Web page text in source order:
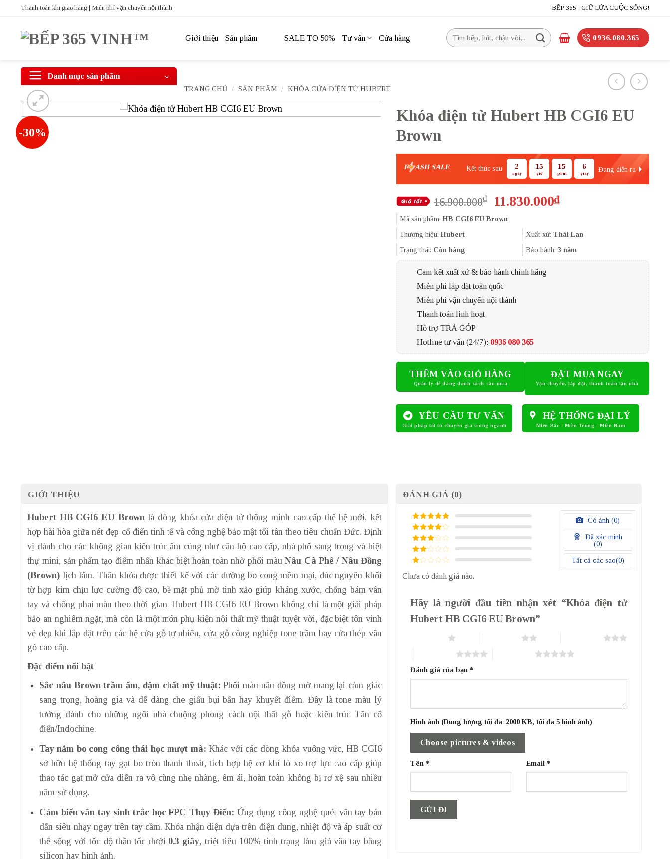
Thanh toán khi giao hàng | Miễn phí vận chuyển nội thành BẾP 365 - GIỮ LỬA CUỘC SỐNG!
Giới thiệu Sản phẩm SALE TO 50% Tư vấn Cửa hàng
Tìm
kiếm:
0936.080.365
Danh mục sản phẩm
TRANG CHỦ / SẢN PHẨM / KHÓA CỬA ĐIỆN TỬ HUBERT
-30%
Khóa điện tử Hubert HB CGI6 EU
Brown
F ASH SALE Kết thúc sau 2
ngày
15
giờ
15
phút
6
giây
Đang diễn ra
16.900.000₫
Giá
là:
16.900.000₫.
11.830.000₫Giá
là:
11.830.000₫.
Mã sản phẩm:HB CGI6 EU Brown
Thương hiệu:Hubert Xuất xứ:Thái Lan
Trạng thái: Còn hàng Bảo hành:3 năm
Cam kết xuất xứ & bảo hành chính hãng
Miễn phí lắp đặt toàn quốc
Miễn phí vận chuyển nội thành
Thanh toán linh hoạt
Hỗ trợ TRẢ GÓP
Hotline tư vấn (24/7): 0936 080 365
THÊM VÀO GIỎ HÀNG ĐẶT MUA NGAY
YÊU CẦU TƯ VẤN HỆ THỐNG ĐẠI LÝ
GIỚI THIỆU
Hubert HB CGI6 EU Brown là dòng khóa cửa điện tử thông minh cao cấp thế hệ mới, kết
hợp hài hòa giữa nét đẹp cổ điển tinh tế và công nghệ bảo mật tối tân theo tiêu chuẩn Đức. Định
vị dành cho các không gian kiến trúc ấm cúng như căn hộ cao cấp, nhà phố sang trọng và biệt
thự mini, sản phẩm tạo điểm nhấn khác biệt hoàn toàn nhờ phối màuNâu Cà Phê / Nâu Đồng
(Brown) lịch lãm. Thân khóa được thiết kế với các đường bo cong mềm mại, đúc nguyên khối
từ hợp kim chịu lực cường độ cao, bề mặt phủ mờ tinh xảo giúp kháng xước, chống bám vân
tay và chống phai màu theo thời gian. Hubert HB CGI6 EU Brown không chỉ là một giải pháp
bảo an nghiêm ngặt, mà còn là một món phụ kiện nội thất mỹ thuật tuyệt vời, đặc biệt tôn vinh
vẻ đẹp khi lắp đặt trên các hệ cửa gỗ tự nhiên, cửa gỗ công nghiệp tone trầm hay cửa thép vân
gỗ cao cấp.
Đặc điểm nổi bật
Sắc nâu Brown trầm ấm, đậm chất mỹ thuật: Phối màu nâu đồng mờ mang lại cảm giác
sang trọng, hoàng gia và dễ dàng che giấu bụi bẩn hay khuyết điểm. Đây là tone màu lý
tưởng dành cho những ngôi nhà chuộng phong cách nội thất gỗ hoặc kiến trúc Tân cổ
điển/Indochine.
Tay nắm bo cong công thái học mượt mà: Khác với các dòng khóa vuông vức, HB CGI6
sở hữu hệ thống tay gạt bo tròn thanh thoát, tích hợp hệ cơ khí lò xo trợ lực cao cấp giúp
thao tác gạt mở cửa diễn ra vô cùng nhẹ nhàng, êm ái, hoàn toàn không bị rơ xệ sau nhiều
năm sử dụng.
Cảm biến vân tay sinh trắc học FPC Thụy Điển: Ứng dụng công nghệ quét vân tay bán
dẫn siêu nhạy ngay trên tay cầm. Khóa nhận diện dựa trên điện dung, nhiệt độ và áp suất cơ
thể sống với tốc độ thần tốc dưới 0.3 giây, triệt tiêu 100% tình trạng làm giả vân tay bằng
silicon hay hình ảnh.
ĐÁNH GIÁ (0)
5/ 5 điểm
4/ 5
điểm
3/ 5
điểm
2/
điểm
/
Có ảnh (0)
Đã xác minh
(0)
Tất cả các sao(0)
Chưa có đánh giá nào.
Hãy là người đầu tiên nhận xét “Khóa điện tử
Hubert HB CGI6 EU Brown”
Đánh giá của bạn*
Hình ảnh (Dung lượng tối đa: 2000 KB, tối đa 5 hình ảnh)
Choose pictures & videos
Tên* Email *